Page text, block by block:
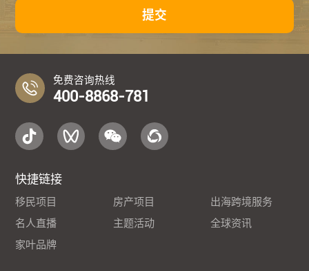
提交
免费咨询热线
400-8868-781
快捷链接
移民项目 房产项目
出海跨境服务
名人直播
主题活动
全球资讯
家叶品牌